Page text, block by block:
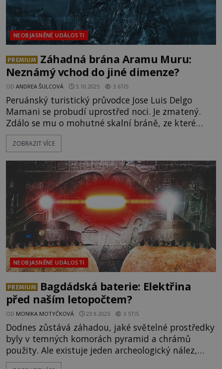
NEOBJASNĚNÉ UDÁLOSTI
PREMIUM
Záhadná brána Aramu Muru:
Neznámý vchod do jiné dimenze?
OD ANDREA ŠULCOVÁ 3.10.2025 3.6TIS
Peruánský turistický průvodce Jose Luis Delgo
Mamani se probudí uprostřed noci. Je zmatený.
Zdálo se mu o mohutné skalní bráně, ze které
vycházelo třpytivě namodralé světlo.Uvnitř sebe
přitom cítí zvláštní klid. Druhý den zjistí, že
sídlí nadpřirozené bytosti! José Luis Delgo Mamani
se živí jako průvodce. Denn
ZOBRAZIT VÍCE
NEOBJASNĚNÉ UDÁLOSTI
PREMIUM
Bagdádská baterie: Elektřina
před naším letopočtem?
OD MONIKA MOTYČKOVÁ 23.9.2025 3.5TIS
Dodnes zůstává záhadou, jaké světelné prostředky
byly v temných komorách pyramid a chrámů
použity. Ale existuje jeden archeologický nález,
který by mohl dát odpověď. Malá hliněná nádoba